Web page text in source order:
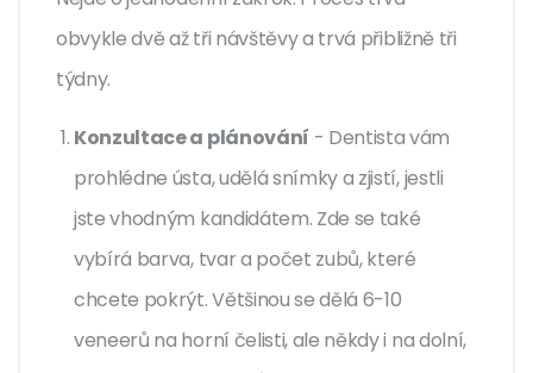
obvykle dvě až tři návštěvy a trvá přibližně tři
týdny.
Konzultace a plánování - Dentista vám
prohlédne ústa, udělá snímky a zjistí, jestli
jste vhodným kandidátem. Zde se také
vybírá barva, tvar a počet zubů, které
chcete pokrýt. Většinou se dělá 6-10
veneerů na horní čelisti, ale někdy i na dolní,